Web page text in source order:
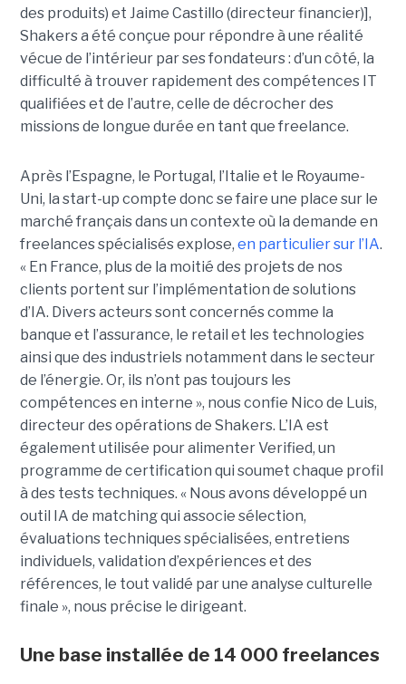
des produits) et Jaime Castillo (directeur financier)],
Shakers a été conçue pour répondre à une réalité
vécue de l’intérieur par ses fondateurs : d’un côté, la
difficulté à trouver rapidement des compétences IT
qualifiées et de l’autre, celle de décrocher des
missions de longue durée en tant que freelance.
Après l’Espagne, le Portugal, l’Italie et le Royaume-
Uni, la start-up compte donc se faire une place sur le
marché français dans un contexte où la demande en
freelances spécialisés explose, en particulier sur l’IA.
« En France, plus de la moitié des projets de nos
clients portent sur l’implémentation de solutions
d’IA. Divers acteurs sont concernés comme la
banque et l’assurance, le retail et les technologies
ainsi que des industriels notamment dans le secteur
de l’énergie. Or, ils n’ont pas toujours les
compétences en interne », nous confie Nico de Luis,
directeur des opérations de Shakers. L’IA est
également utilisée pour alimenter Verified, un
programme de certification qui soumet chaque profil
à des tests techniques. « Nous avons développé un
outil IA de matching qui associe sélection,
évaluations techniques spécialisées, entretiens
individuels, validation d’expériences et des
références, le tout validé par une analyse culturelle
finale », nous précise le dirigeant.
Une base installée de 14 000 freelances